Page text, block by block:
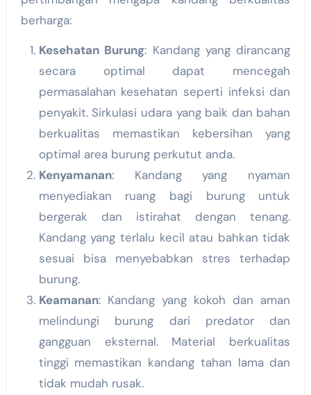
berharga:
Kesehatan Burung: Kandang yang dirancang
secara optimal dapat mencegah
permasalahan kesehatan seperti infeksi dan
penyakit. Sirkulasi udara yang baik dan bahan
berkualitas memastikan kebersihan yang
optimal area burung perkutut anda.
Kenyamanan: Kandang yang nyaman
menyediakan ruang bagi burung untuk
bergerak dan istirahat dengan tenang.
Kandang yang terlalu kecil atau bahkan tidak
sesuai bisa menyebabkan stres terhadap
burung.
Keamanan: Kandang yang kokoh dan aman
melindungi burung dari predator dan
gangguan eksternal. Material berkualitas
tinggi memastikan kandang tahan lama dan
tidak mudah rusak.